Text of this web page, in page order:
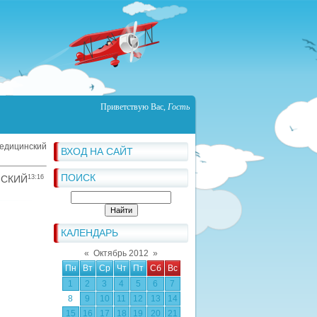
Приветствую Вас, Гость
ВХОД НА САЙТ
ПОИСК
КАЛЕНДАРЬ
« Октябрь 2012 »
Пн
Вт Ср Чт Пт Сб
Вс
1
2 3 4 5 6
7
8
9 10 11 12 13
14
15
16 17 18 19 20 21
13:16